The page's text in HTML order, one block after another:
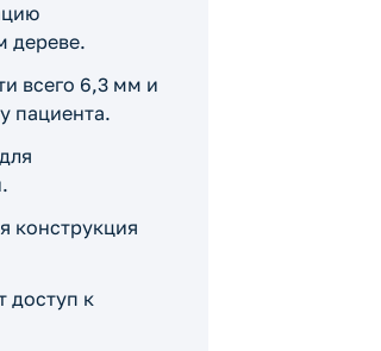
дереве.
всего 6,3 мм и
пациента.
конструкция
доступ к